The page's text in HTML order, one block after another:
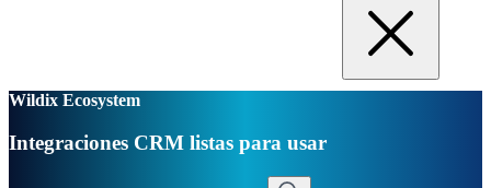
Wildix Ecosystem
Integraciones CRM listas para usar